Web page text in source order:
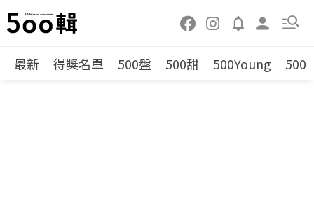
最新 得獎名單 500盤 500甜 500Young 500